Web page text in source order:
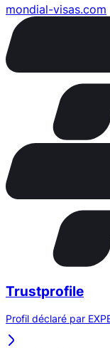
mondial-visas.com
Trustprofile
Profil déclaré par